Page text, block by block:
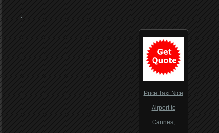
Price Taxi Nice
Airport to
Cannes,